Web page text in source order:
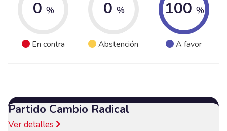
0 %
En contra
0 %
Abstención
100 %
A favor
Partido Cambio Radical
Ver detalles